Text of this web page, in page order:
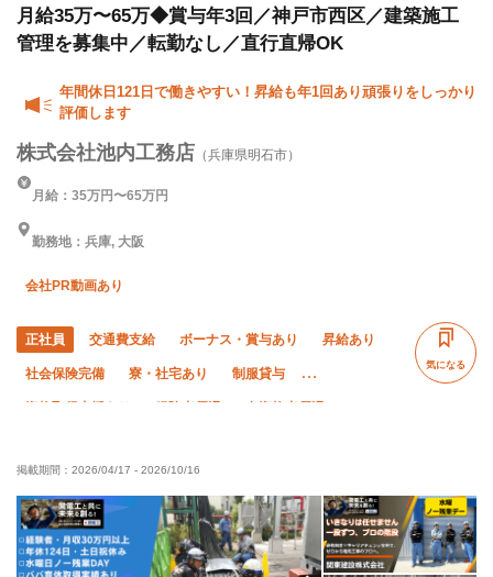
月給35万〜65万◆賞与年3回／神戸市西区／建築施工
管理を募集中／転勤なし／直行直帰OK
年間休日121日で働きやすい！昇給も年1回あり頑張りをしっかり
評価します
株式会社池内工務店 （兵庫県明石市）
月給：35万円〜65万円
勤務地：兵庫, 大阪
会社PR動画あり
正社員 交通費支給 ボーナス・賞与あり 昇給あり
社会保険完備 寮・社宅あり 制服貸与
車・バイク通勤OK 転勤なし
気になる
掲載期間： 2026/04/17 - 2026/10/16